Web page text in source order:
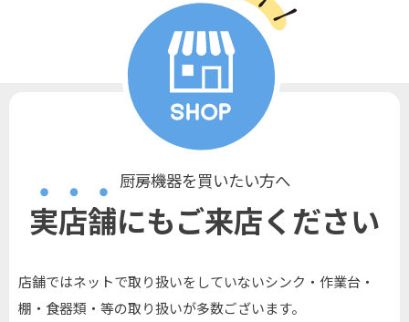
厨房機器を買いたい方へ
実店舗にもご来店ください
店舗ではネットで取り扱いをしていないシンク・作業台・
棚・食器類・等の取り扱いが多数ございます。